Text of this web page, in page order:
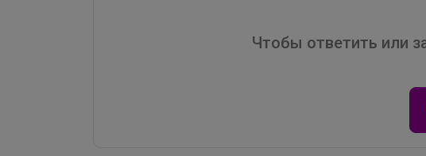
Чтобы ответить или